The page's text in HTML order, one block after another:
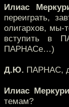
Илиас
переиграть,
олигархов, мы-
вступить в
ПАРНАСе…)
Д.Ю. ПАРНАС,
Илиас
темам?